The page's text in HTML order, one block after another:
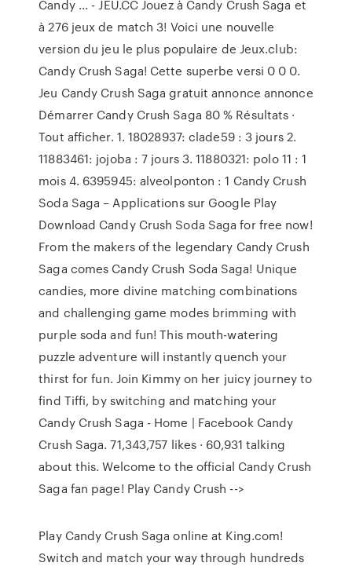
Candy ... - JEU.CC Jouez à Candy Crush Saga et
à 276 jeux de match 3! Voici une nouvelle
version du jeu le plus populaire de Jeux.club:
Candy Crush Saga! Cette superbe versi 0 0 0.
Jeu Candy Crush Saga gratuit annonce annonce
Démarrer Candy Crush Saga 80 % Résultats ·
Tout afficher. 1. 18028937: clade59 : 3 jours 2.
11883461: jojoba : 7 jours 3. 11880321: polo 11 : 1
mois 4. 6395945: alveolponton : 1 Candy Crush
Soda Saga – Applications sur Google Play
Download Candy Crush Soda Saga for free now!
From the makers of the legendary Candy Crush
Saga comes Candy Crush Soda Saga! Unique
candies, more divine matching combinations
and challenging game modes brimming with
purple soda and fun! This mouth-watering
puzzle adventure will instantly quench your
thirst for fun. Join Kimmy on her juicy journey to
find Tiffi, by switching and matching your
Candy Crush Saga - Home | Facebook Candy
Crush Saga. 71,343,757 likes · 60,931 talking
about this. Welcome to the official Candy Crush
Saga fan page! Play Candy Crush -->
Play Candy Crush Saga online at King.com!
Switch and match your way through hundreds